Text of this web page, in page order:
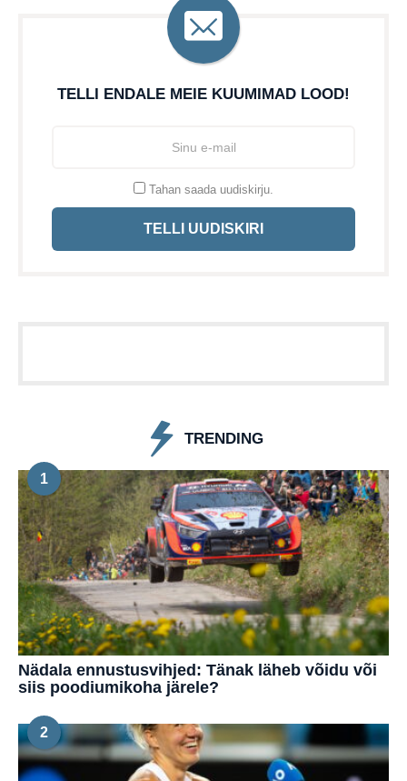
TELLI ENDALE MEIE KUUMIMAD LOOD!
Tahan saada uudiskirju.
TELLI UUDISKIRI
TRENDING
1
Nädala ennustusvihjed: Tänak läheb võidu või
siis poodiumikoha järele?
2